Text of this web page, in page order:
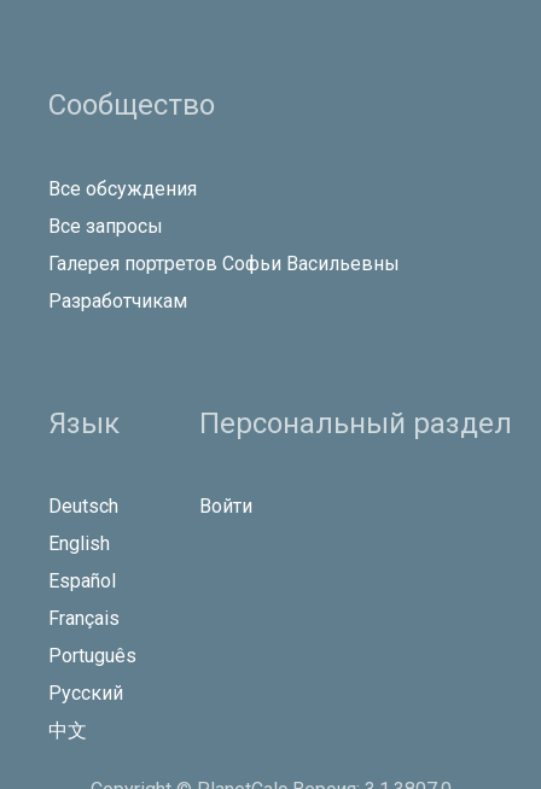
Сообщество
Все обсуждения
Все запросы
Галерея портретов Софьи Васильевны
Разработчикам
Язык
Deutsch
English
Español
Français
Português
Русский
中文
Персональный раздел
Войти